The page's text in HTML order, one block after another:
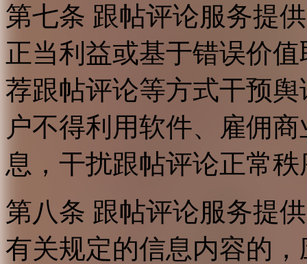
第七条 跟帖评论服务提
正当利益或基于错误价
荐跟帖评论等方式干预
户不得利用软件、雇佣
息，干扰跟帖评论正常
第八条 跟帖评论服务提
有关规定的信息内容的